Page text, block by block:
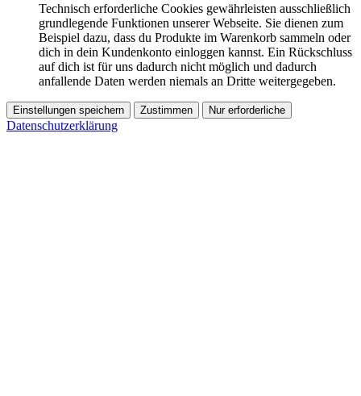
Technisch erforderliche Cookies gewährleisten ausschließlich
grundlegende Funktionen unserer Webseite. Sie dienen zum
Beispiel dazu, dass du Produkte im Warenkorb sammeln oder
dich in dein Kundenkonto einloggen kannst. Ein Rückschluss
auf dich ist für uns dadurch nicht möglich und dadurch
anfallende Daten werden niemals an Dritte weitergegeben.
Einstellungen speichern Zustimmen Nur erforderliche
Datenschutzerklärung